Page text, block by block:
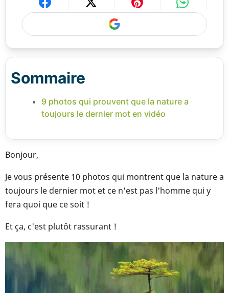
Sommaire
9 photos qui prouvent que la nature a
toujours le dernier mot en vidéo
Bonjour,
Je vous présente 10 photos qui montrent que la nature a
toujours le dernier mot et ce n'est pas l'homme qui y
fera quoi que ce soit !
Et ça, c'est plutôt rassurant !